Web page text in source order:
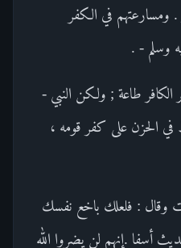
ومسارعتهم في الكفر
وسلم - .
طاعة ; ولكن النبي -
في الحزن على كفر قومه ،
وقال : فلعلك باخع نفسك
أسفا .إنهم لن يضروا الله